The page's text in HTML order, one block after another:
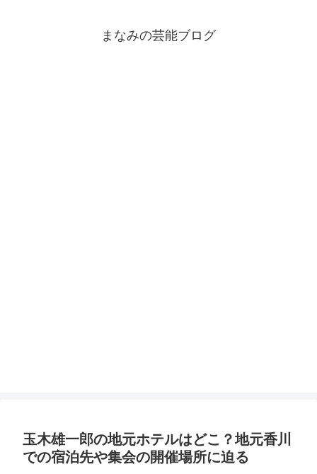
まなみの芸能ブログ
玉木雄一郎の地元ホテルはどこ？地元香川
での宿泊先や集会の開催場所に迫る